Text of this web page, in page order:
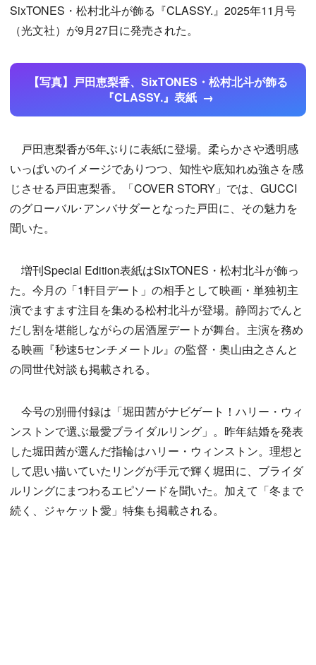
SixTONES・松村北斗が飾る『CLASSY.』2025年11月号
（光文社）が9月27日に発売された。
【写真】戸田恵梨香、SixTONES・松村北斗が飾る
『CLASSY.』表紙
戸田恵梨香が5年ぶりに表紙に登場。柔らかさや透明感
いっぱいのイメージでありつつ、知性や底知れぬ強さを感
じさせる戸田恵梨香。「COVER STORY」では、GUCCI
のグローバル･アンバサダーとなった戸田に、その魅力を
聞いた。
増刊Special Edition表紙はSixTONES・松村北斗が飾っ
た。今月の「1軒目デート」の相手として映画・単独初主
演でますます注目を集める松村北斗が登場。静岡おでんと
だし割を堪能しながらの居酒屋デートが舞台。主演を務め
る映画『秒速5センチメートル』の監督・奥山由之さんと
の同世代対談も掲載される。
今号の別冊付録は「堀田茜がナビゲート！ハリー・ウィ
ンストンで選ぶ最愛ブライダルリング」。昨年結婚を発表
した堀田茜が選んだ指輪はハリー・ウィンストン。理想と
して思い描いていたリングが手元で輝く堀田に、ブライダ
ルリングにまつわるエピソードを聞いた。加えて「冬まで
続く、ジャケット愛」特集も掲載される。